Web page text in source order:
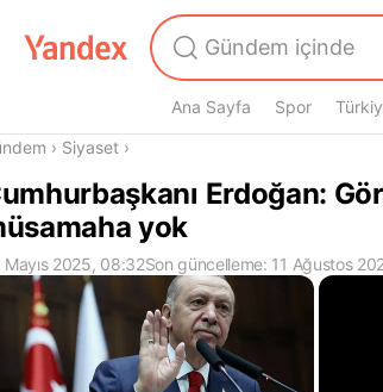
Ana Sayfa Spor
› Siyaset ›
Erdoğan:
yok
Mayıs 2025, 08:32Son güncelleme: 11 Ağustos